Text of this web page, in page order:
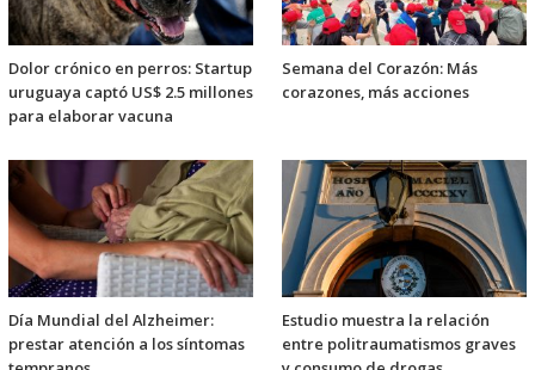
Dolor crónico en perros: Startup
uruguaya captó US$ 2.5 millones
para elaborar vacuna
Semana del Corazón: Más
corazones, más acciones
Día Mundial del Alzheimer:
prestar atención a los síntomas
Estudio muestra la relación
entre politraumatismos graves